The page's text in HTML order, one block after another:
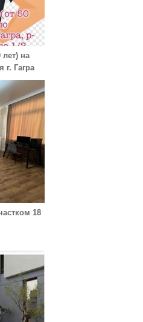
лет) на
г. Гагра
18